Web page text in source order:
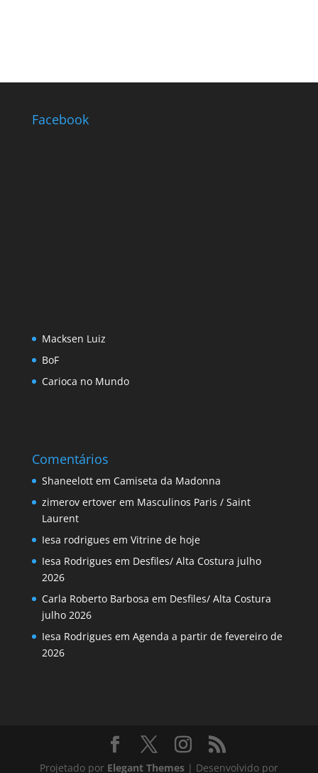
Facebook
Macksen Luiz
BoF
Carioca no Mundo
Comentários
Shaneelottem Camiseta da Madonna
zimerov ertoverem Masculinos Paris / Saint
Laurent
Iesa rodrigues em Vitrine de hoje
Iesa Rodrigues em Desfiles/ Alta Costura julho
2026
Carla Roberto Barbosa em Desfiles/ Alta Costura
julho 2026
Iesa Rodrigues em Agenda a partir de fevereiro de
2026
Projetado por Elegant Themes| Desenvolvido por